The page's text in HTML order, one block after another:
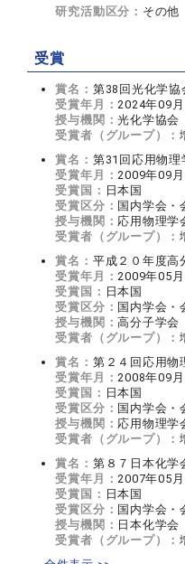
研究活動区分： その他
受賞
賞名： 第38回光化学協
受賞年月： 2024年09月
授与機関：光化学協会
受賞者（グループ）：
賞名： 第31回応用物理
受賞年月： 2009年09月
受賞国： 日本国
受賞区分： 国内学会・
授与機関： 応用物理学
受賞者（グループ）：
賞名： 平成２０年度高
受賞年月： 2009年05月
受賞国： 日本国
受賞区分： 国内学会・
授与機関：高分子学会
受賞者（グループ）：
賞名： 第２４回応用物
受賞年月： 2008年09月
受賞国： 日本国
受賞区分： 国内学会・
授与機関： 応用物理学
受賞者（グループ）：
賞名： 第８７日本化学
受賞年月： 2007年05月
受賞国： 日本国
受賞区分： 国内学会・
授与機関： 日本化学会
受賞者（グループ）：